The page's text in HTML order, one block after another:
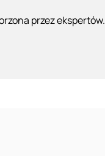
przez ekspertów.